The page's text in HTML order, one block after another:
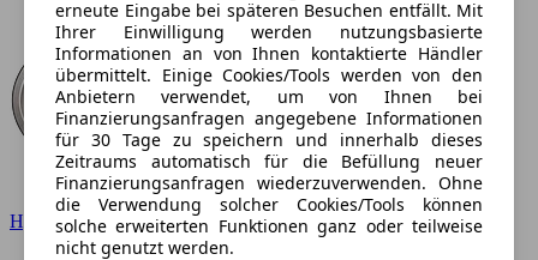
Hyundai
erneute Eingabe bei späteren Besuchen entfällt. Mit
Ihrer Einwilligung werden nutzungsbasierte
Informationen an von Ihnen kontaktierte Händler
übermittelt. Einige Cookies/Tools werden von den
Anbietern verwendet, um von Ihnen bei
Finanzierungsanfragen angegebene Informationen
für 30 Tage zu speichern und innerhalb dieses
Zeitraums automatisch für die Befüllung neuer
Finanzierungsanfragen wiederzuverwenden. Ohne
die Verwendung solcher Cookies/Tools können
solche erweiterten Funktionen ganz oder teilweise
nicht genutzt werden.